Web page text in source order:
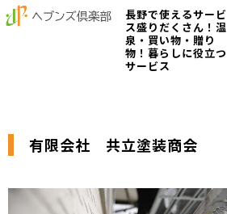
長野で使えるサービ
ス盛りだくさん！温
泉・買い物・贈り
物！暮らしに役立つ
サービス
有限会社 共立塗装商会